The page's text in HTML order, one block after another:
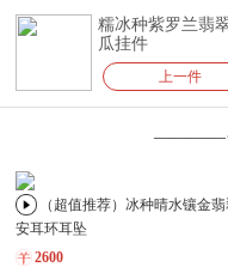
糯冰种紫罗兰翡
瓜挂件
上一件
————·
（超值推荐）冰种晴水镶金
安耳环耳坠
2600